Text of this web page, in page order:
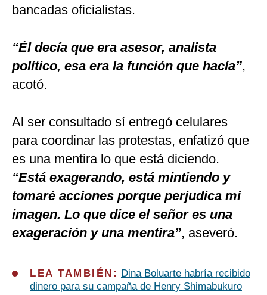
bancadas oficialistas.
“Él decía que era asesor, analista
político, esa era la función que hacía”,
acotó.
Al ser consultado sí entregó celulares
para coordinar las protestas, enfatizó que
es una mentira lo que está diciendo.
“Está exagerando, está mintiendo y
tomaré acciones porque perjudica mi
imagen. Lo que dice el señor es una
exageración y una mentira”, aseveró.
LEA TAMBIÉN:
Dina Boluarte habría recibido
dinero para su campaña de Henry Shimabukuro